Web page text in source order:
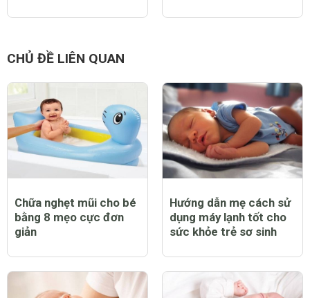
CHỦ ĐỀ LIÊN QUAN
Chữa nghẹt mũi cho bé
bằng 8 mẹo cực đơn
giản
Hướng dẫn mẹ cách sử
dụng máy lạnh tốt cho
sức khỏe trẻ sơ sinh